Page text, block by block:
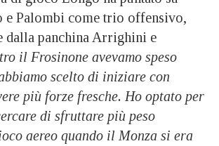
e Palombi come trio offensivo,
dalla panchina Arrighini e
il Frosinone avevamo speso
scelto di iniziare con
più forze fresche. Ho optato per
di sfruttare più peso
aereo quando il Monza si era